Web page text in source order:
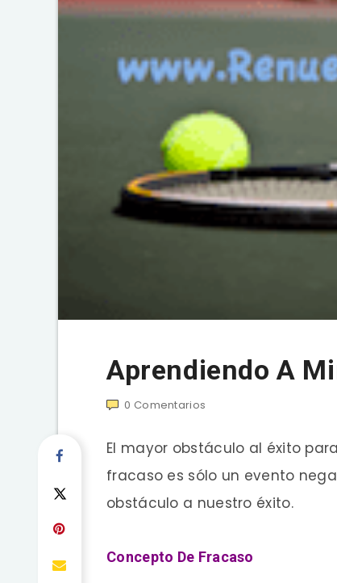
Aprendiendo A
0 Comentarios
El mayor obstáculo al éxito
fracaso es sólo un evento
obstáculo a nuestro éxito.
Concepto De Fracaso